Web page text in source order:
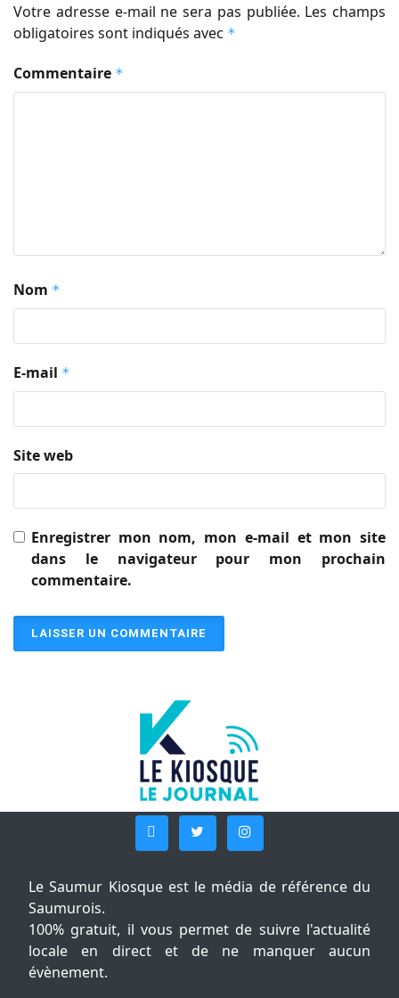
Votre adresse e-mail ne sera pas publiée. Les champs
obligatoires sont indiqués avec *
Commentaire *
Nom *
E-mail *
Site web
Enregistrer mon nom, mon e-mail et mon site
dans le navigateur pour mon prochain
commentaire.
Le Saumur Kiosque est le média de référence du
Saumurois.
100% gratuit, il vous permet de suivre l'actualité
locale en direct et de ne manquer aucun
évènement.